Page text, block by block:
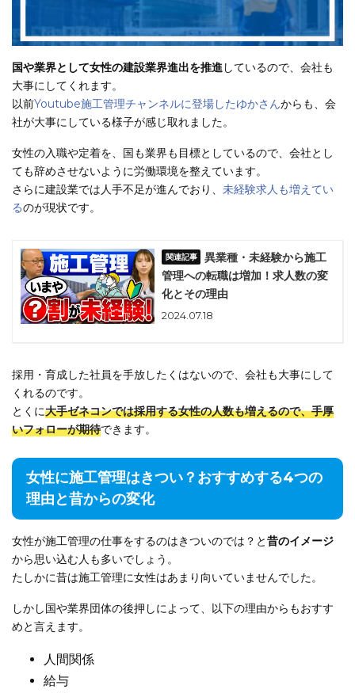
国や業界として女性の建設業界進出を推進しているので、会社も
大事にしてくれます。
以前Youtube施工管理チャンネルに登場したゆかさんからも、会
社が大事にしている様子が感じ取れました。
女性の入職や定着を、国も業界も目標としているので、会社とし
ても辞めさせないように労働環境を整えています。
さらに建設業では人手不足が進んでおり、 未経験求人も増えてい
るのが現状です。
異業種・未経験から施工
管理への転職は増加！求人数の変
化とその理由
2024.07.18
採用・育成した社員を手放したくはないので、会社も大事にして
くれるのです。
とくに大手ゼネコンでは採用する女性の人数も増えるので、手厚
いフォローが期待できます。
女性に施工管理はきつい？おすすめする4つの
理由と昔からの変化
女性が施工管理の仕事をするのはきついのでは？と昔のイメージ
から思い込む人も多いでしょう。
たしかに昔は施工管理に女性はあまり向いていませんでした。
しかし国や業界団体の後押しによって、以下の理由からもおすす
めと言えます。
人間関係
給与